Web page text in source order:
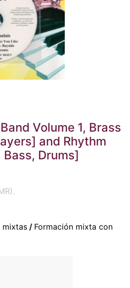
Volume 1, Brass
and Rhythm
Drums]
mixtas/ Formación mixta con